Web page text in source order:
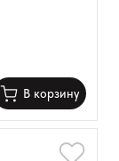
В корзину